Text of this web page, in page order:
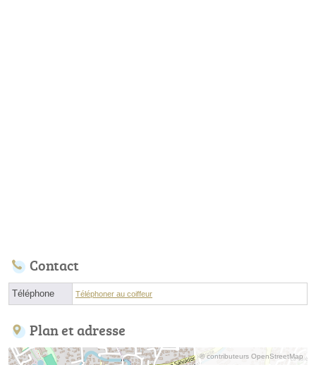
Contact
Téléphone Téléphoner au coiffeur
Plan et adresse
© contributeurs OpenStreetMap